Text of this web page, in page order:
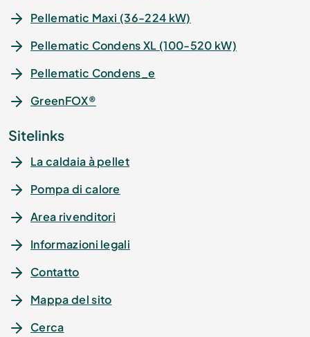
Pellematic Maxi (36-224 kW)
Pellematic Condens XL (100-520 kW)
Pellematic Condens_e
GreenFOX®
Sitelinks
La caldaia à pellet
Pompa di calore
Area rivenditori
Informazioni legali
Contatto
Mappa del sito
Cerca